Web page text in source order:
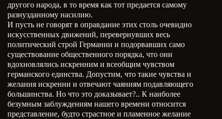
другого народа, в то время как тот предается самому
разнузданному насилию.
И пусть не говорят в оправдание этих столь очевидно
искусственных движений, перевернувших весь
политический строй Германии и подорвавших само
существование общественного порядка, что они
вдохновлялись искренним и всеобщим чувством
германского единства. Допустим, что такие чувства и
желания искренни и отвечают чаяниям подавляющего
большинства. Но что это доказывает?.. К наиболее
безумным заблуждениям нашего времени относится
представление, будто страстное и пламенное желание